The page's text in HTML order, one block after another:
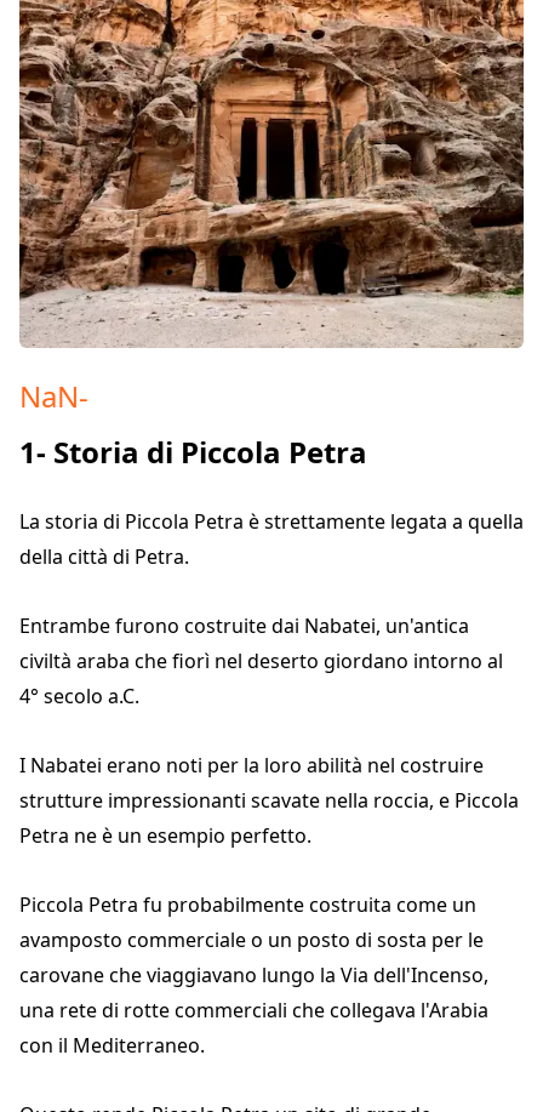
NaN-
1- Storia di Piccola Petra
La storia di Piccola Petra è strettamente legata a quella
della città di Petra.
Entrambe furono costruite dai Nabatei, un'antica
civiltà araba che fiorì nel deserto giordano intorno al
4° secolo a.C.
I Nabatei erano noti per la loro abilità nel costruire
strutture impressionanti scavate nella roccia, e Piccola
Petra ne è un esempio perfetto.
Piccola Petra fu probabilmente costruita come un
avamposto commerciale o un posto di sosta per le
carovane che viaggiavano lungo la Via dell'Incenso,
una rete di rotte commerciali che collegava l'Arabia
con il Mediterraneo.